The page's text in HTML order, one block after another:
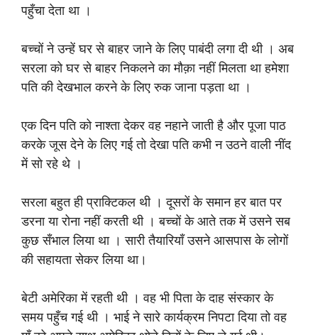
पहुँचा देता था ।
बच्चों ने उन्हें घर से बाहर जाने के लिए पाबंदी लगा दी थी । अब
सरला को घर से बाहर निकलने का मौक़ा नहीं मिलता था हमेशा
पति की देखभाल करने के लिए रुक जाना पड़ता था ।
एक दिन पति को नाश्ता देकर वह नहाने जाती है और पूजा पाठ
करके जूस देने के लिए गई तो देखा पति कभी न उठने वाली नींद
में सो रहे थे ।
सरला बहुत ही प्राक्टिकल थी । दूसरों के समान हर बात पर
डरना या रोना नहीं करती थी । बच्चों के आते तक में उसने सब
कुछ सँभाल लिया था । सारी तैयारियाँ उसने आसपास के लोगों
की सहायता सेकर लिया था।
बेटी अमेरिका में रहती थी । वह भी पिता के दाह संस्कार के
समय पहुँच गई थी । भाई ने सारे कार्यक्रम निपटा दिया तो वह